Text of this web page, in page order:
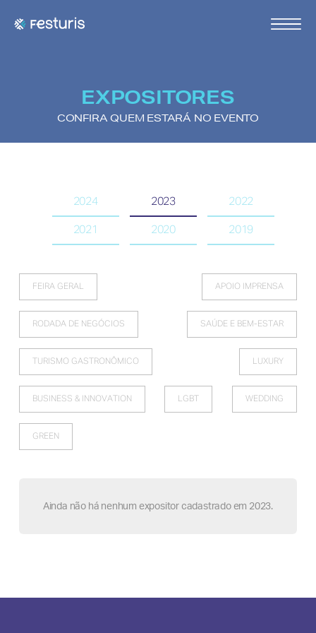
EXPOSITORES
CONFIRA QUEM ESTARÁ NO EVENTO
2024 2023 2022
2021 2020 2019
FEIRA GERAL APOIO IMPRENSA
RODADA DE NEGÓCIOS SAÚDE E BEM-ESTAR
TURISMO GASTRONÔMICO LUXURY
BUSINESS & INNOVATION LGBT WEDDING
GREEN
Ainda não há nenhum expositor cadastrado em 2023.